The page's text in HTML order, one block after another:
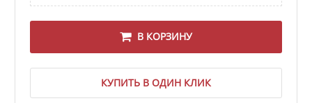
В КОРЗИНУ
КУПИТЬ В ОДИН КЛИК